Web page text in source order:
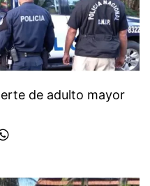
de adulto mayor